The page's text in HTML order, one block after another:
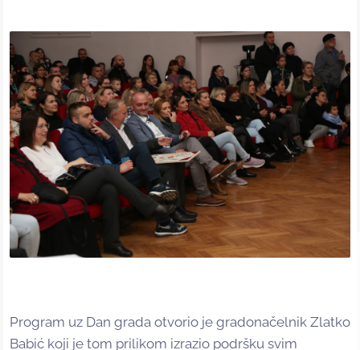
Program uz Dan grada otvorio je gradonačelnik Zlatko
Babić koji je tom prilikom izrazio podršku svim